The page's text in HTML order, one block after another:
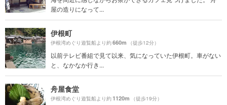
屋の造りになって...
伊根町
伊根湾めぐり遊覧船より約660m （徒歩12分）
以前テレビ番組で見て以来、気になっていた伊根町。車がない
と、なかなか行き...
舟屋食堂
伊根湾めぐり遊覧船より約1120m （徒歩19分）